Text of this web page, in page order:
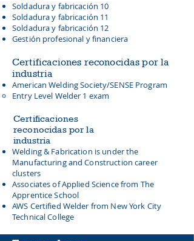
Soldadura y fabricación 10
Soldadura y fabricación 11
Soldadura y fabricación 12
Gestión profesional y financiera
Certificaciones reconocidas por la
industria
American Welding Society/SENSE Program
Entry Level Welder 1 exam
Certificaciones
reconocidas por la
industria
Welding & Fabrication is under the
Manufacturing and Construction career
clusters
Associates of Applied Science from The
Apprentice School
AWS Certified Welder from New York City
Technical College